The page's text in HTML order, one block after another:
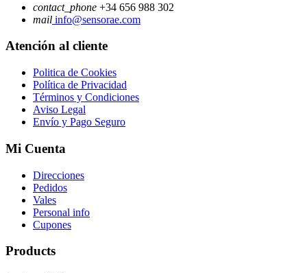
contact_phone +34 656 988 302
mail info@sensorae.com
Atención al cliente
Politica de Cookies
Política de Privacidad
Términos y Condiciones
Aviso Legal
Envío y Pago Seguro
Mi Cuenta
Direcciones
Pedidos
Vales
Personal info
Cupones
Products